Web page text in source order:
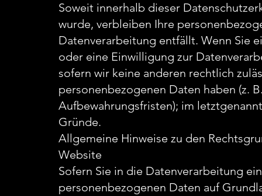
Soweit innerhalb dieser
wurde, verbleiben Ihre
Datenverarbeitung entfällt. Wenn Sie
oder eine Einwilligung zur
sofern wir keine anderen rechtlich
personenbezogenen Daten haben (z.
Aufbewahrungsfristen); im
Gründe.
Allgemeine Hinweise zu den
Website
Sofern Sie in die Datenverarbeitung
personenbezogenen Daten auf